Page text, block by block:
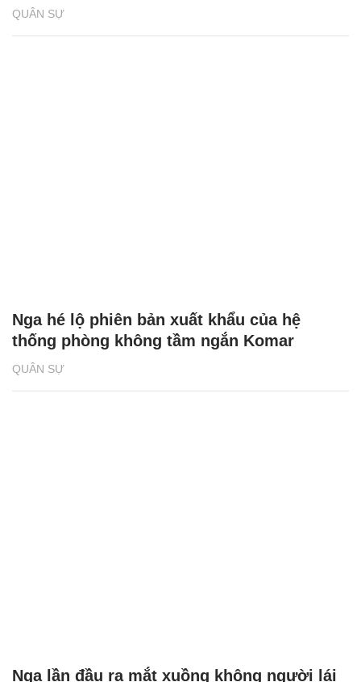
QUÂN SỰ
QUÂN SỰ
Nga hé lộ phiên bản xuất khẩu của hệ
thống phòng không tầm ngắn Komar
Nga lần đầu ra mắt xuồng không người lái